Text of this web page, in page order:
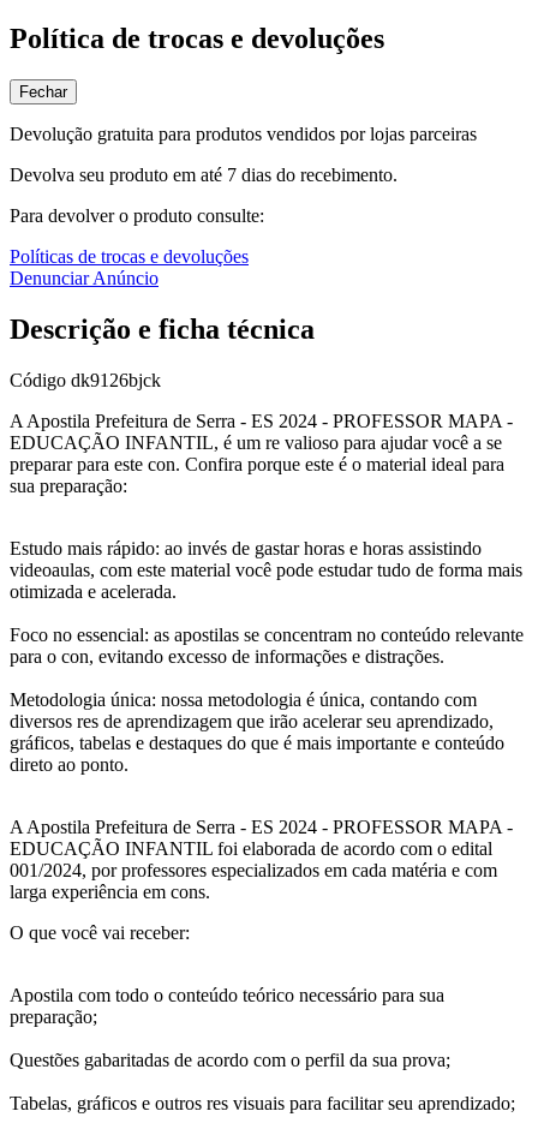
Política de trocas e devoluções
Fechar
Devolução gratuita para produtos vendidos por lojas parceiras
Devolva seu produto em até 7 dias do recebimento.
Para devolver o produto consulte:
Políticas de trocas e devoluções
Denunciar Anúncio
Descrição e ficha técnica
Código dk9126bjck
A Apostila Prefeitura de Serra - ES 2024 - PROFESSOR MAPA -
EDUCAÇÃO INFANTIL, é um re valioso para ajudar você a se
preparar para este con. Confira porque este é o material ideal para
sua preparação:
Estudo mais rápido: ao invés de gastar horas e horas assistindo
videoaulas, com este material você pode estudar tudo de forma mais
otimizada e acelerada.
Foco no essencial: as apostilas se concentram no conteúdo relevante
para o con, evitando excesso de informações e distrações.
Metodologia única: nossa metodologia é única, contando com
diversos res de aprendizagem que irão acelerar seu aprendizado,
gráficos, tabelas e destaques do que é mais importante e conteúdo
direto ao ponto.
A Apostila Prefeitura de Serra - ES 2024 - PROFESSOR MAPA -
EDUCAÇÃO INFANTIL foi elaborada de acordo com o edital
001/2024, por professores especializados em cada matéria e com
larga experiência em cons.
O que você vai receber:
Apostila com todo o conteúdo teórico necessário para sua
preparação;
Questões gabaritadas de acordo com o perfil da sua prova;
Tabelas, gráficos e outros res visuais para facilitar seu aprendizado;